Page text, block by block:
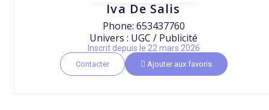
Iva De Salis
Phone: 653437760
Univers : UGC / Publicité
Inscrit depuis le 22 mars 2026
Contacter Ajouter aux favoris